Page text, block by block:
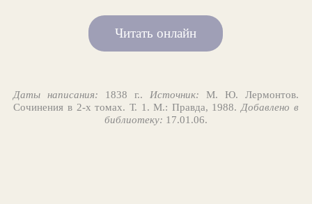
Читать онлайн
Даты написания: 1838 г.. Источник: М. Ю. Лермонтов.
Сочинения в 2-х томах. Т. 1. М.: Правда, 1988. Добавлено в
библиотеку: 17.01.06.